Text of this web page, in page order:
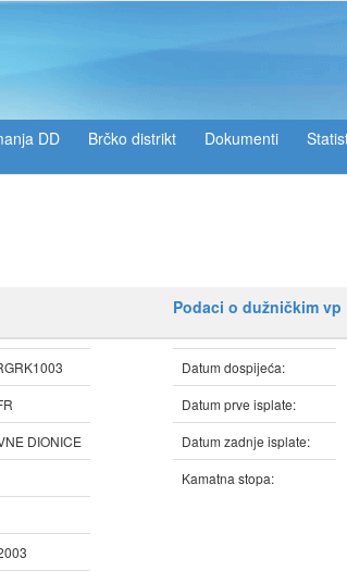
DD Brčko distrikt Dokumenti
Podaci o dužničkim vp
DIONICE
Datum dospijeća:
Datum prve isplate:
Datum zadnje isplate:
Kamatna stopa: